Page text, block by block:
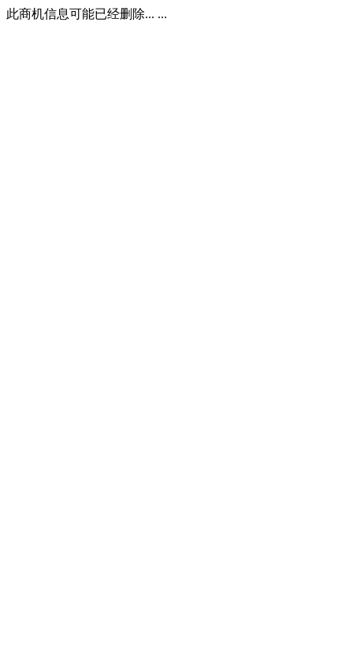
此商机信息可能已经删除... ...